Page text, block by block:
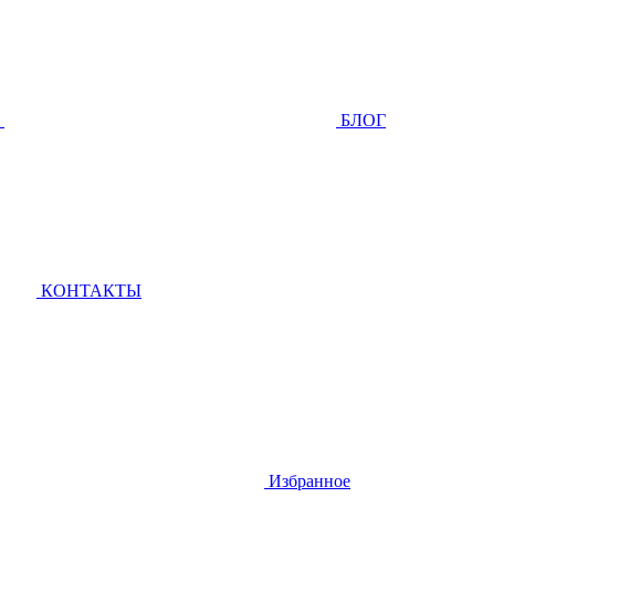
БЛОГ
КОНТАКТЫ
Избранное